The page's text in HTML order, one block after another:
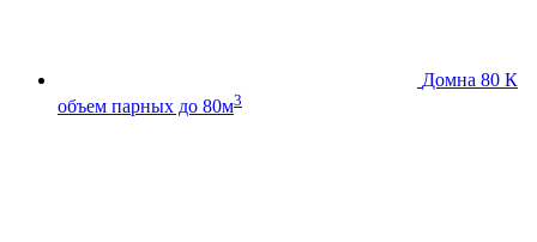
Домна 80 К
объем парных до 80м3